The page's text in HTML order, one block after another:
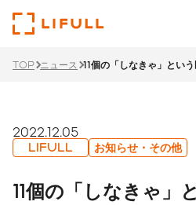
サービス
TOP ニュース 11個の「しなきゃ」とい
2022.12.05
LIFULL お知らせ・その他
11個の「しなきゃ」